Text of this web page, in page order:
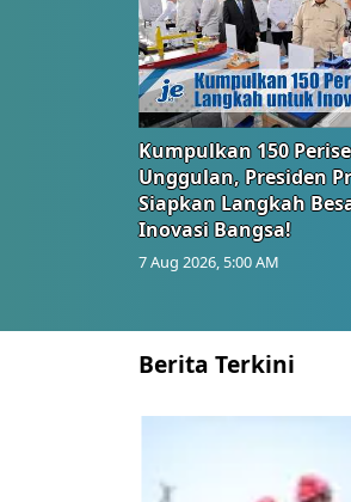
Kumpulkan 150
Unggulan, Presiden
Siapkan Langkah
Inovasi Bangsa!
7 Aug 2026, 5:00 AM
Berita Terkini